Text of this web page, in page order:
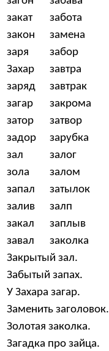
закат
забота
закон
замена
заря
забор
Захар
завтра
заряд
завтрак
загар
закрома
затор
затвор
задор
зарубка
зал
залог
зола
залом
запал
затылок
залив
залп
закал
заплыв
завал
заколка
Закрытый зал.
Забытый запах.
У Захара загар.
Заменить заголовок.
Золотая заколка.
Загадка про зайца.